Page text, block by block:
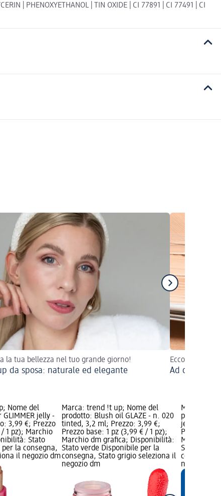
| PHENOXYETHANOL | TIN OXIDE | CI 77891 | CI 77491 | CI
la tua bellezza nel tuo grande giorno!
da sposa: naturale ed elegante
Ecco i
Ad ogni look
Nome del
jelly -
3,99 €; Prezzo
/ 1 pz); Marchio
Stato
la consegna,
il negozio dm
Marca: trend !t up; Nome del
prodotto: Blush oil GLAZE - n. 020
tinted, 3,2 ml; Prezzo: 3,99 €;
Prezzo base: 1 pz (3,99 € / 1 pz);
Marchio dm grafica; Disponibilità:
Stato verde Disponibile per la
consegna, Stato grigio seleziona il
negozio dm
Marca:
prodotto:
jelly - n.
Prezzo
Marchio
Stato
consegna,
negozio dm